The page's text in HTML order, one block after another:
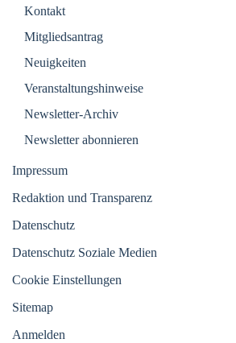
Kontakt
Mitgliedsantrag
Neuigkeiten
Veranstaltungshinweise
Newsletter-Archiv
Newsletter abonnieren
Impressum
Redaktion und Transparenz
Datenschutz
Datenschutz Soziale Medien
Cookie Einstellungen
Sitemap
Anmelden